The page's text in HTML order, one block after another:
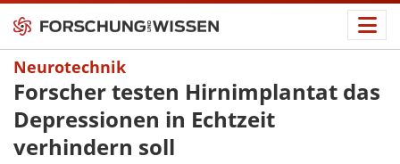
Neurotechnik
Forscher testen Hirnimplantat das
Depressionen in Echtzeit
verhindern soll